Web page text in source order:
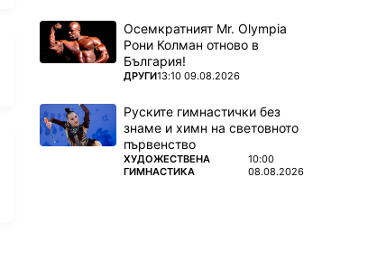
Осемкратният Mr. Olympia
Рони Колман отново в
България!
ПОВЕЧЕ ОТ
ДРУГИ13:10 09.08.2026
Руските гимнастички без
знаме и химн на световното
първенство
ПОВЕЧЕ ОТ
ХУДОЖЕСТВЕНА
ГИМНАСТИКА
10:00
08.08.2026